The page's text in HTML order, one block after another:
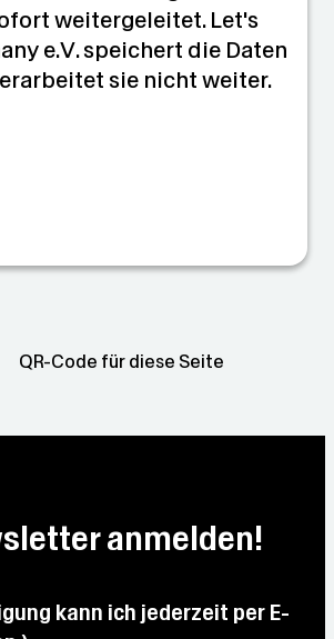
weitergeleitet. Let's
e.V. speichert die Daten
sie nicht weiter.
QR-Code für diese Seite
anmelden!
kann ich jederzeit per E-